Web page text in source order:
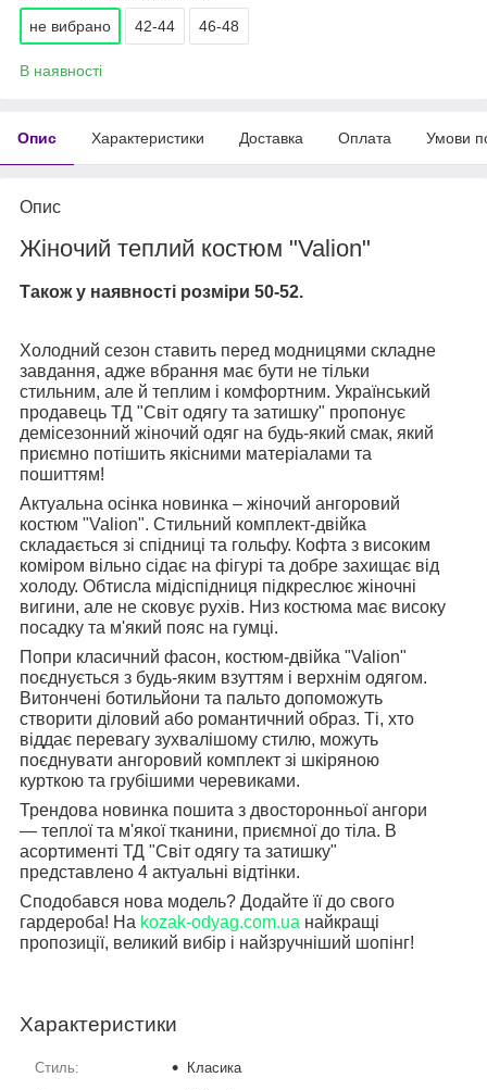
не вибрано 42-44 46-48
В наявності
Опис Характеристики Доставка Оплата Умови
Опис
Жіночий теплий костюм "Valion"
Також у наявності розміри 50-52.
Холодний сезон ставить перед модницями складне
завдання, адже вбрання має бути не тільки
стильним, але й теплим і комфортним. Український
продавець ТД "Світ одягу та затишку" пропонує
демісезонний жіночий одяг на будь-який смак, який
приємно потішить якісними матеріалами та
пошиттям!
Актуальна осінка новинка – жіночий ангоровий
костюм "Valion". Стильний комплект-двійка
складається зі спідниці та гольфу. Кофта з високим
коміром вільно сідає на фігурі та добре захищає від
холоду. Обтисла мідіспідниця підкреслює жіночні
вигини, але не сковує рухів. Низ костюма має високу
посадку та м'який пояс на гумці.
Попри класичний фасон, костюм-двійка "Valion"
поєднується з будь-яким взуттям і верхнім одягом.
Витончені ботильйони та пальто допоможуть
створити діловий або романтичний образ. Ті, хто
віддає перевагу зухвалішому стилю, можуть
поєднувати ангоровий комплект зі шкіряною
курткою та грубішими черевиками.
Трендова новинка пошита з двосторонньої ангори
— теплої та м'якої тканини, приємної до тіла. В
асортименті ТД "Світ одягу та затишку"
представлено 4 актуальні відтінки.
Сподобався нова модель? Додайте її до свого
гардероба! На kozak-odyag.com.ua найкращі
пропозиції, великий вибір і найзручніший шопінг!
Характеристики
Стиль:
Класика